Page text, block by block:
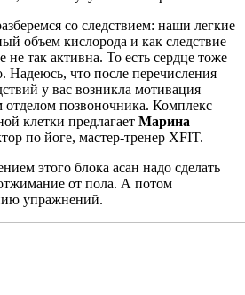
со следствием: наши легкие
объем кислорода и как следствие
не так активна. То есть сердце тоже
Надеюсь, что после перечисления
у вас возникла мотивация
отделом позвоночника. Комплекс
клетки предлагает Марина
по йоге, мастер-тренер XFIT.
этого блока асан надо сделать
от пола. А потом
упражнений.